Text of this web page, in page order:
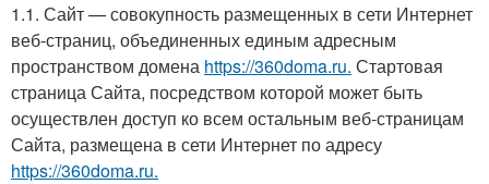
1.1. Сайт — совокупность размещенных в сети Интернет
веб-страниц, объединенных единым адресным
пространством домена https://360doma.ru. Стартовая
страница Сайта, посредством которой может быть
осуществлен доступ ко всем остальным веб-страницам
Сайта, размещена в сети Интернет по адресу
https://360doma.ru.